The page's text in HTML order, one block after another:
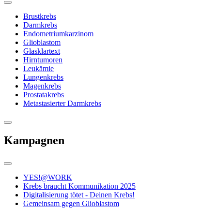
Brustkrebs
Darmkrebs
Endometriumkarzinom
Glioblastom
Glasklartext
Hirntumoren
Leukämie
Lungenkrebs
Magenkrebs
Prostatakrebs
Metastasierter Darmkrebs
Kampagnen
YES!@WORK
Krebs braucht Kommunikation 2025
Digitalisierung tötet - Deinen Krebs!
Gemeinsam gegen Glioblastom